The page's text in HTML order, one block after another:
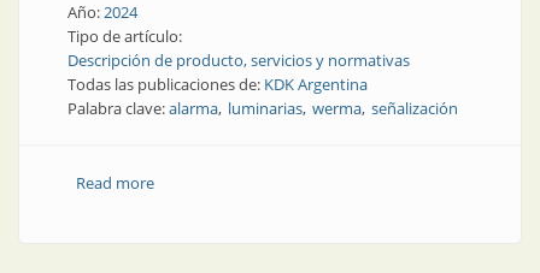
Año:2024
Tipo de artículo:
Descripción de producto, servicios y normativas
Todas las publicaciones de: KDK Argentina
Palabra clave:alarma luminarias werma señalización
Read moreabout Alarma de luz y sonido con funciones